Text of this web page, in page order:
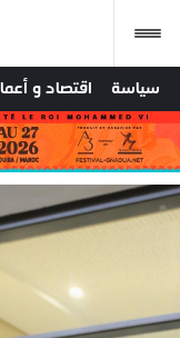
سياسة اقتصاد و